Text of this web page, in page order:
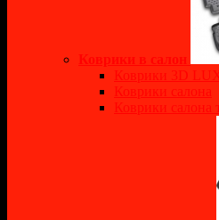
Коврики в салон
Коврики 3D LUX
Коврики салона
Коврики салона